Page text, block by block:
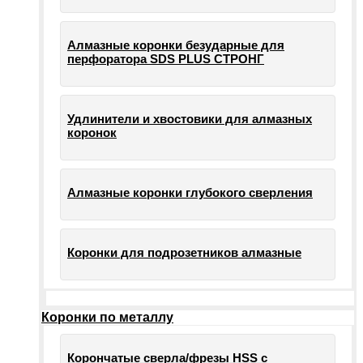
Алмазные коронки безударные для
перфоратора SDS PLUS СТРОНГ
Удлинители и хвостовики для алмазных
коронок
Алмазные коронки глубокого сверления
Коронки для подрозетников алмазные
Коронки по металлу
Корончатые сверла/фрезы HSS c